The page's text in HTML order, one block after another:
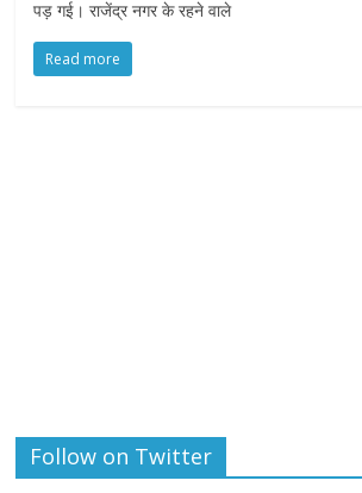
पड़ गई। राजेंद्र नगर के रहने वाले
Read more
Follow on Twitter